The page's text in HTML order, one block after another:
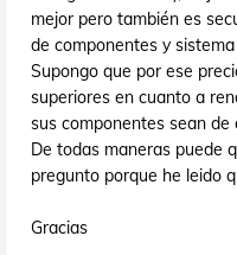
mejor pero también es
de componentes y
Supongo que por ese
superiores en cuanto a
sus componentes sean de
De todas maneras puede
pregunto porque he leido
Gracias